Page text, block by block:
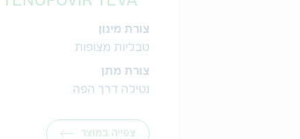
צורת מינון
טבליות מצופות
צורת מתן
נטילה דרך הפה
צפייה במוצר